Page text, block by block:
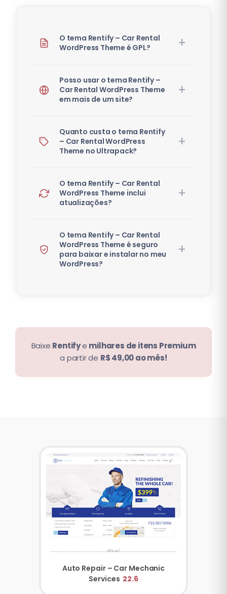
O tema Rentify – Car Rental
WordPress Theme é GPL?
Posso usar o tema Rentify –
Car Rental WordPress Theme
em mais de um site?
Quanto custa o tema Rentify
– Car Rental WordPress
Theme no Ultrapack?
O tema Rentify – Car Rental
WordPress Theme inclui
atualizações?
O tema Rentify – Car Rental
WordPress Theme é seguro
para baixar e instalar no meu
WordPress?
Baixe Rentifye milhares de itens Premium
a partir de R$ 49,00 ao mês!
Auto Repair – Car Mechanic
Services 22.6